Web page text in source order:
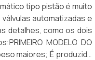
tipo pistão é muito
automatizadas e
detalhes, como os dois
MODELO DO